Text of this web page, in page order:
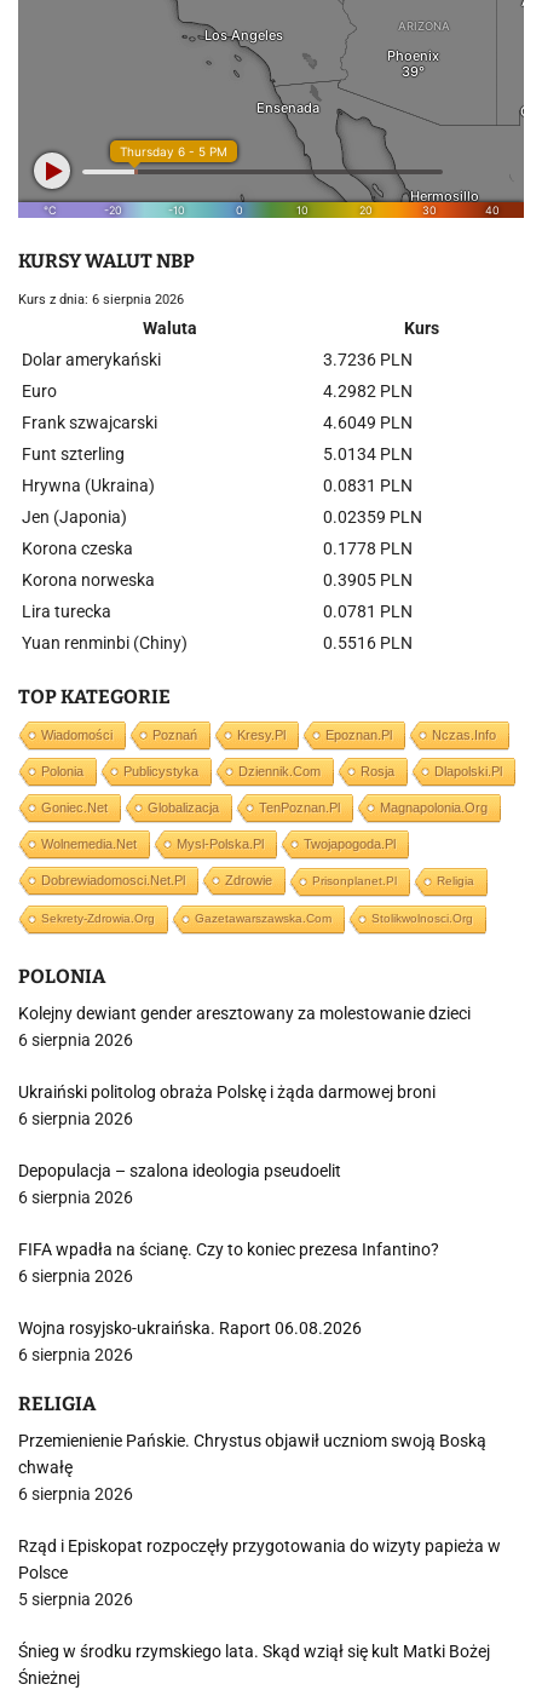
KURSY WALUT NBP
Kurs z dnia: 6 sierpnia 2026
Waluta
Kurs
Dolar amerykański
3.7236 PLN
Euro
4.2982 PLN
Frank szwajcarski
4.6049 PLN
Funt szterling
5.0134 PLN
Hrywna (Ukraina)
0.0831 PLN
Jen (Japonia)
0.02359 PLN
Korona czeska
0.1778 PLN
Korona norweska
0.3905 PLN
Lira turecka
0.0781 PLN
Yuan renminbi (Chiny)
0.5516 PLN
TOP KATEGORIE
Wiadomości Poznań Kresy.pl Epoznan.pl Nczas.info
Polonia Publicystyka Dziennik.com Rosja Dlapolski.pl
Goniec.net Globalizacja TenPoznan.pl Magnapolonia.org
Wolnemedia.net Mysl-Polska.pl Twojapogoda.pl
Dobrewiadomosci.net.pl Zdrowie Prisonplanet.pl Religia
Sekrety-Zdrowia.org Gazetawarszawska.com Stolikwolnosci.org
POLONIA
Kolejny dewiant gender aresztowany za molestowanie dzieci
6 sierpnia 2026
Ukraiński politolog obraża Polskę i żąda darmowej broni
6 sierpnia 2026
Depopulacja – szalona ideologia pseudoelit
6 sierpnia 2026
FIFA wpadła na ścianę. Czy to koniec prezesa Infantino?
6 sierpnia 2026
Wojna rosyjsko-ukraińska. Raport 06.08.2026
6 sierpnia 2026
RELIGIA
Przemienienie Pańskie. Chrystus objawił uczniom swoją Boską
chwałę
6 sierpnia 2026
Rząd i Episkopat rozpoczęły przygotowania do wizyty papieża w
Polsce
5 sierpnia 2026
Śnieg w środku rzymskiego lata. Skąd wziął się kult Matki Bożej
Śnieżnej